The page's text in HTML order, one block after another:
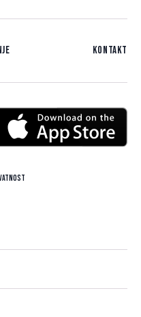
Kontakt